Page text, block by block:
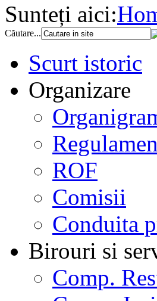
Sunteți aici:
Căutare...
Scurt istoric
Organizare
ROF
Comisii
Conduita
Birouri si
Comp.